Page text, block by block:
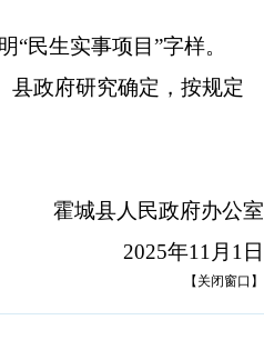
“民生实事项目”字样。
县政府研究确定，按规定
霍城县人民政府办公室
2025年11 月 1 日
【 关闭窗口 】